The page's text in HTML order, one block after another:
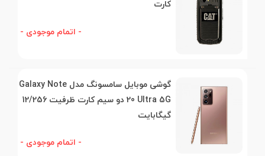
کارت
- اتمام موجودی -
گوشی موبایل سامسونگ مدل Galaxy Note
20 Ultra 5G دو سیم کارت ظرفیت 12/256
گیگابایت
- اتمام موجودی -